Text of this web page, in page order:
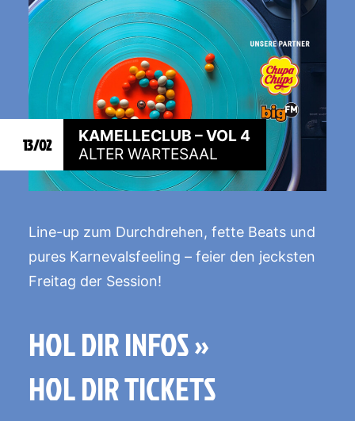
13/02
KAMELLECLUB – VOL 4
ALTER WARTESAAL
Line-up zum Durchdrehen, fette Beats und
pures Karnevalsfeeling – feier den jecksten
Freitag der Session!
HOL DIR INFOS »
HOL DIR TICKETS